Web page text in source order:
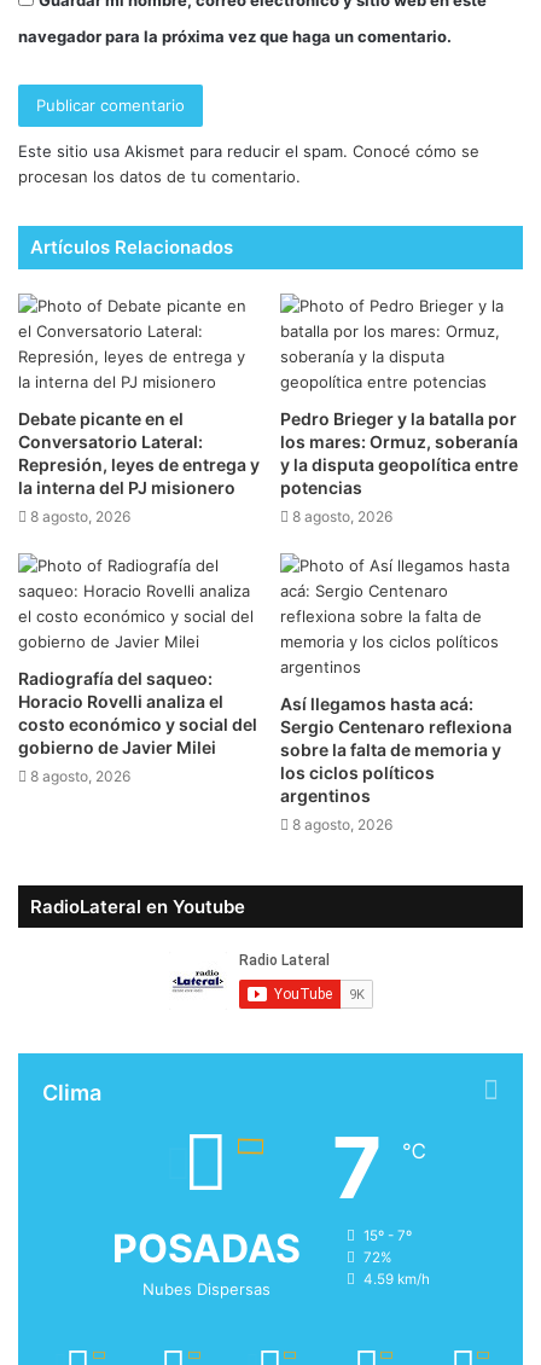
navegador para la próxima vez que haga un comentario.
Este sitio usa Akismet para reducir el spam. Conocé cómo se
procesan los datos de tu comentario.
Artículos Relacionados
Debate picante en el
Conversatorio Lateral:
Represión, leyes de entrega y
la interna del PJ misionero
8 agosto, 2026
Pedro Brieger y la batalla por
los mares: Ormuz, soberanía
y la disputa geopolítica entre
potencias
8 agosto, 2026
Radiografía del saqueo:
Horacio Rovelli analiza el
costo económico y social del
gobierno de Javier Milei
8 agosto, 2026
Así llegamos hasta acá:
Sergio Centenaro reflexiona
sobre la falta de memoria y
los ciclos políticos
argentinos
8 agosto, 2026
RadioLateral en Youtube
Clima
POSADAS
Nubes Dispersas
7 ℃
15º - 7º
72%
4.59 km/h